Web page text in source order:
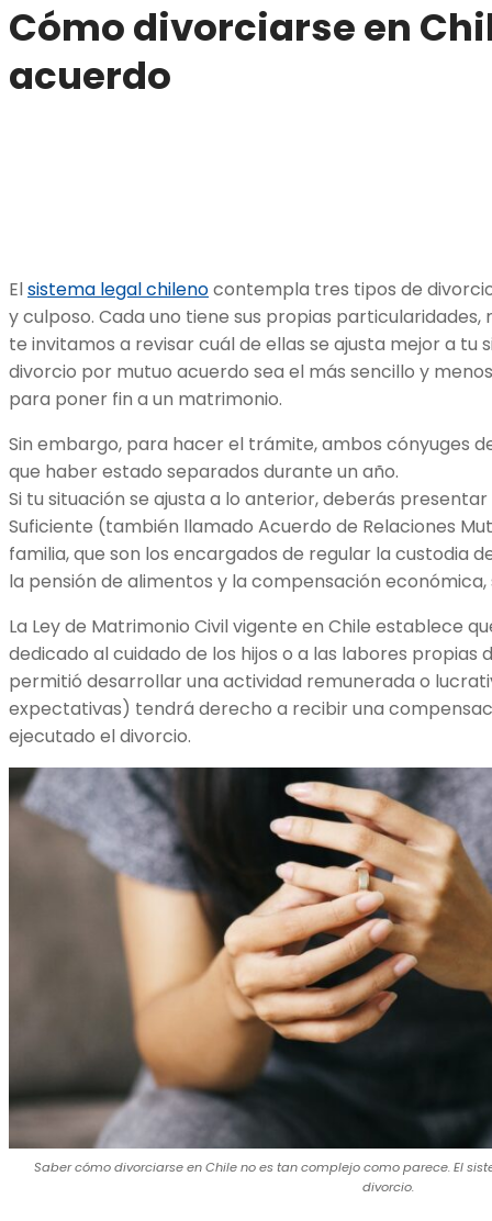
Cómo divorciarse en
acuerdo
Elsistema legal chilenocontempla tres tipos de
y culposo. Cada uno tiene sus propias particularidades,
te invitamos a revisar cuál de ellas se ajusta mejor a tu
divorcio por mutuo acuerdo sea el más sencillo y
para poner fin a un matrimonio.
Sin embargo, para hacer el trámite, ambos cónyuges
que haber estado separados durante un año.
Si tu situación se ajusta a lo anterior, deberás
Suficiente (también llamado Acuerdo de Relaciones
familia, que son los encargados de regular la custodia
la pensión de alimentos y la compensación
La Ley de Matrimonio Civil vigente en Chile establece
dedicado al cuidado de los hijos o a las labores propias
permitió desarrollar una actividad remunerada o
expectativas) tendrá derecho a recibir una
ejecutado el divorcio.
Saber cómo divorciarse en Chile no es tan complejo como parece. El
divorcio.